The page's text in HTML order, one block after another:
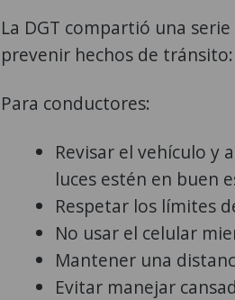
La DGT compartió una
prevenir hechos de tránsito:
Para conductores:
Revisar el vehículo y
luces estén en buen
Respetar los límites
No usar el celular
Mantener una
Evitar manejar